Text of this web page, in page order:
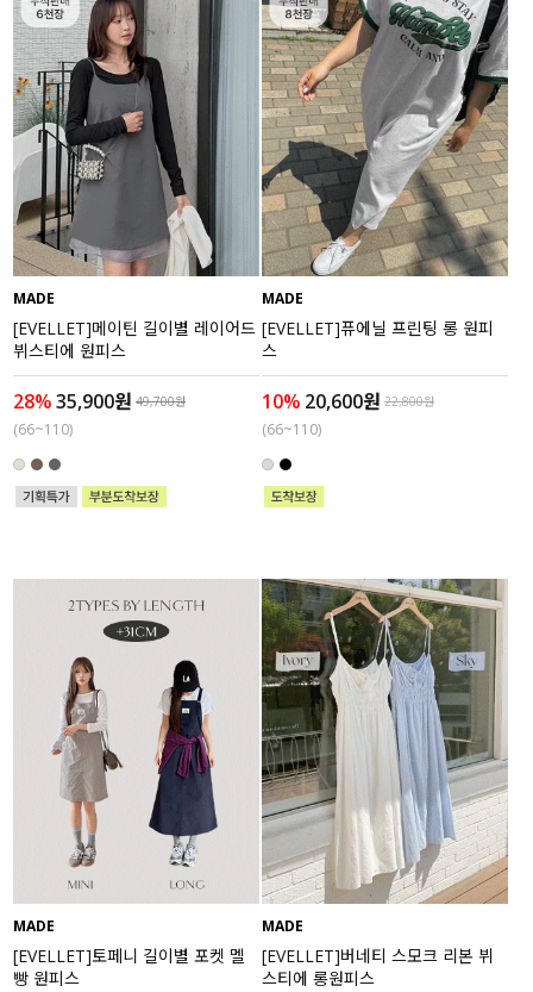
MADE
[EVELLET]메이틴 길이별 레이어드
뷔스티에 원피스
28%35,900원 49,700원
(66~110)
MADE
[EVELLET]퓨에닐 프린팅 롱 원피
스
10% 20,600원 22,800원
(66~110)
MADE
[EVELLET]토페니 길이별 포켓 멜
빵 원피스
MADE
[EVELLET]버네티 스모크 리본 뷔
스티에 롱원피스